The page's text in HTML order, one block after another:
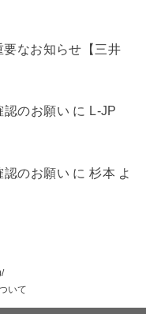
なお知らせ【三井
認のお願い に L-JP
認のお願い に杉本 よ
いて